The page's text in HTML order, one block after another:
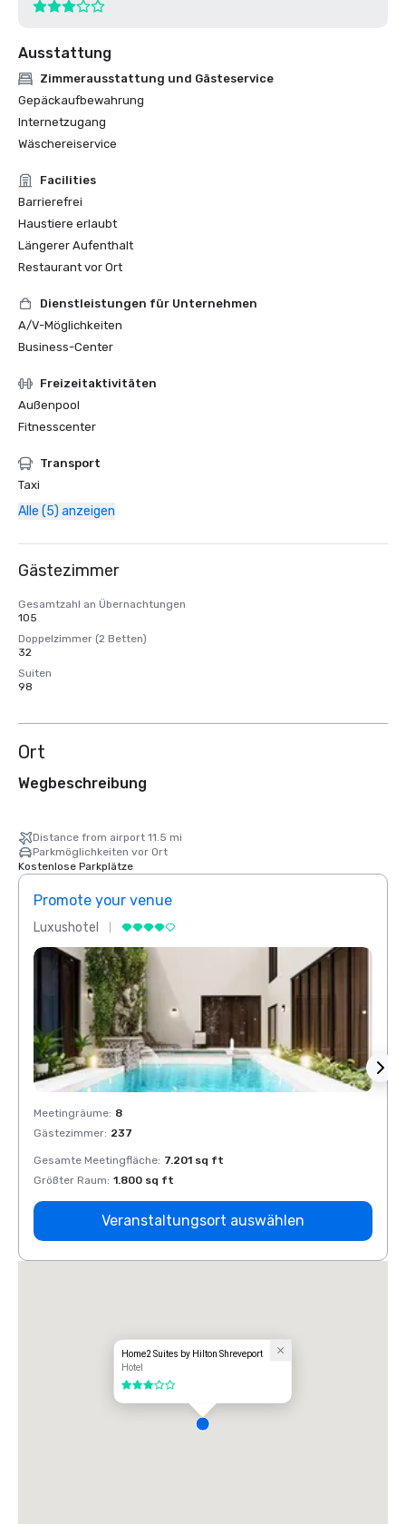
Ausstattung
Zimmerausstattung und Gästeservice
Gepäckaufbewahrung
Internetzugang
Wäschereiservice
Facilities
Barrierefrei
Haustiere erlaubt
Längerer Aufenthalt
Restaurant vor Ort
Dienstleistungen für Unternehmen
A/V-Möglichkeiten
Business-Center
Freizeitaktivitäten
Außenpool
Fitnesscenter
Transport
Taxi
Alle (5) anzeigen
Gästezimmer
Gesamtzahl an Übernachtungen
105
Doppelzimmer (2 Betten)
32
Suiten
98
Ort
Wegbeschreibung
Distance from airport 11.5 mi
Parkmöglichkeiten vor Ort
Kostenlose Parkplätze
Promote your venue
Luxushotel
Meetingräume: 8
Gästezimmer: 237
Gesamte Meetingfläche: 7.201 sq ft
Größter Raum: 1.800 sq ft
Veranstaltungsort auswählen
Home2 Suites by Hilton Shreveport
Hotel
3 von 5